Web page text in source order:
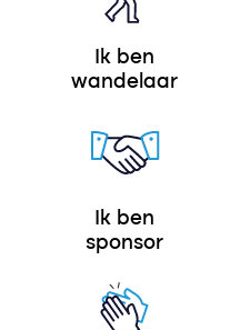
Ik ben
wandelaar
Ik ben
sponsor